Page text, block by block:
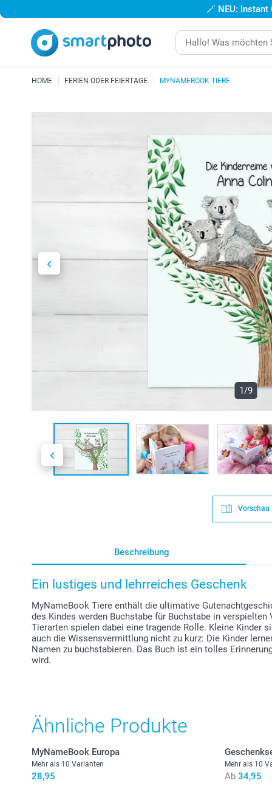
🪄 NEU:
HOME FERIEN ODER FEIERTAGE MYNAMEBOOK TIERE
1/9
Vorschau
Beschreibung
Ein lustiges und lehrreiches Geschenk
MyNameBook Tiere enthält die ultimative
des Kindes werden Buchstabe für Buchstabe in
Tierarten spielen dabei eine tragende Rolle. Kleine Kinder
auch die Wissensvermittlung nicht zu kurz: Die Kinder
Namen zu buchstabieren. Das Buch ist ein tolles
wird.
Ähnliche Produkte
MyNameBook Europa
Mehr als 10 Varianten
28,95
Mehr als 10
Ab 34,95